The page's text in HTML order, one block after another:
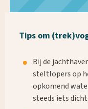
Tips om
Bij de
steltlopers op
opkomend
steeds iets